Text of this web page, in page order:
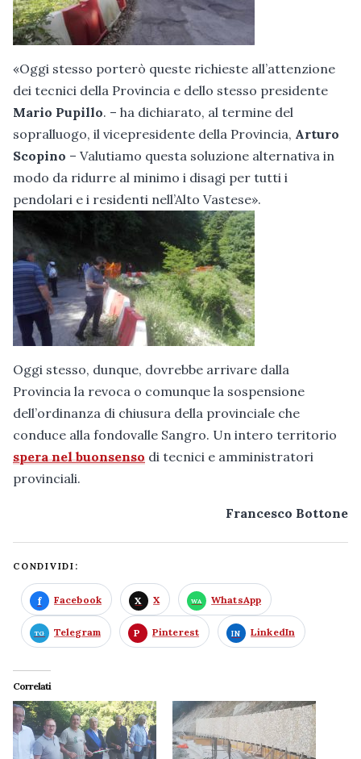
«Oggi stesso porterò queste richieste all’attenzione
dei tecnici della Provincia e dello stesso presidente
Mario Pupillo. – ha dichiarato, al termine del
sopralluogo, il vicepresidente della Provincia, Arturo
Scopino – Valutiamo questa soluzione alternativa in
modo da ridurre al minimo i disagi per tutti i
pendolari e i residenti nell’Alto Vastese».
Oggi stesso, dunque, dovrebbe arrivare dalla
Provincia la revoca o comunque la sospensione
dell’ordinanza di chiusura della provinciale che
conduce alla fondovalle Sangro. Un intero territorio
spera nel buonsenso di tecnici e amministratori
provinciali.
Francesco Bottone
CONDIVIDI:
Facebook X WhatsApp
Telegram Pinterest LinkedIn
Correlati